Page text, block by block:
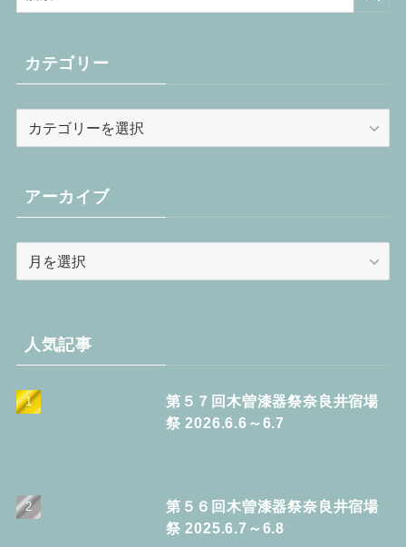
カテゴリー
ー
アーカイブ
ブ人気記事
第５７回木曽漆器祭奈良井宿場
祭 2026.6.6～6.7
第５６回木曽漆器祭奈良井宿場
祭 2025.6.7～6.8